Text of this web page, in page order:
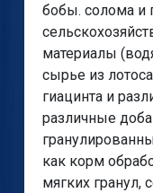
бобы. солома и
материалы
сырье из
гиацинта и
различные
как корм
мягких гранул,